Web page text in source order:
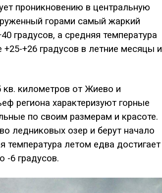
проникновению в центральную
горами самый жаркий
градусов, а средняя температура
+25-+26 градусов в летние месяцы и
километров от Жиево и
региона характеризуют горные
по своим размерам и красоте.
ледниковых озер и берут начало
температура летом едва достигает
-6 градусов.